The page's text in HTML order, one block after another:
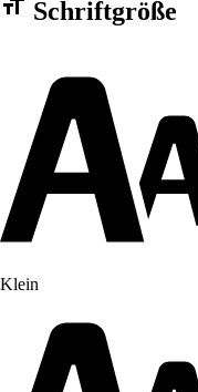
Barrierefreiheit
Schriftgröße
Klein